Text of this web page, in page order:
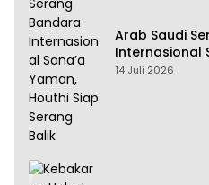
Arab Saudi
Internasional
Siap Serang
14 Juli 2026